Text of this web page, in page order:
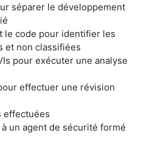
séparer le développement
le code pour identifier les
et non classifiées
pour exécuter une analyse
effectuer une révision
effectuées
un agent de sécurité formé